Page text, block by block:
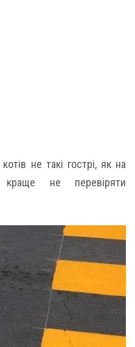
не такі гострі, як на
не перевіряти